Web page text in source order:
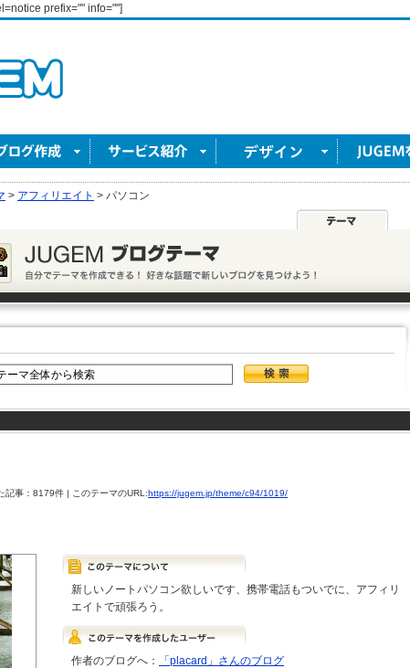
prefix="" info=""]
> アフィリエイト > パソコン
記事：8179件 | このテーマのURL:https://jugem.jp/theme/c94/1019/
新しいノートパソコン欲しいです、携帯電話もついでに、アフィリ
エイトで頑張ろう。
作者のブログへ：
「placard」さんのブログ